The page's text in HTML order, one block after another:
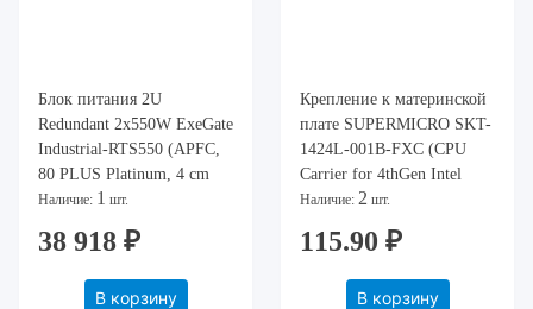
Блок питания 2U
Redundant 2x550W ExeGate
Industrial-RTS550 (APFC,
80 PLUS Platinum, 4 cm
fan) EX292321RUS
Наличие: 1 шт.
38 918 ₽
В корзину
Крепление к материнской
плате SUPERMICRO SKT-
1424L-001B-FXC (CPU
Carrier for 4thGen Intel
Xeon Scalable Processors
Наличие: 2 шт.
115.90 ₽
В корзину